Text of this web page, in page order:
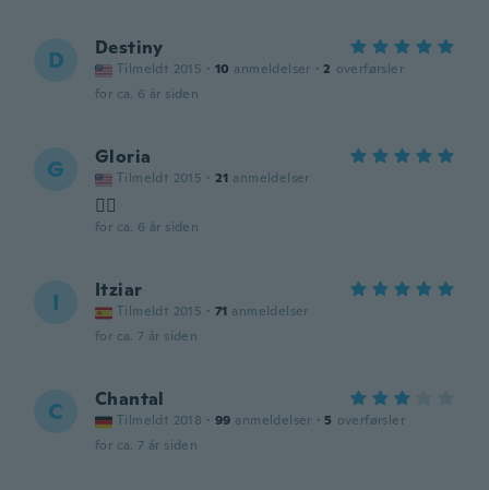
D Destiny
Tilmeldt 2015 · 10 anmeldelser · 2 overførsler
for ca. 6 år siden
G Gloria
Tilmeldt 2015 · 21 anmeldelser
👌🏼
for ca. 6 år siden
I Itziar
Tilmeldt 2015 · 71 anmeldelser
for ca. 7 år siden
C Chantal
Tilmeldt 2018 · 99 anmeldelser · 5 overførsler
for ca. 7 år siden